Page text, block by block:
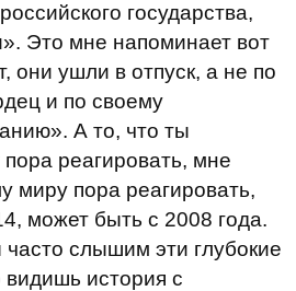
государства,
Это мне напоминает вот
они ушли в отпуск, а не по
и по своему
А то, что ты
реагировать, мне
миру пора реагировать,
может быть с 2008 года.
слышим эти глубокие
история с